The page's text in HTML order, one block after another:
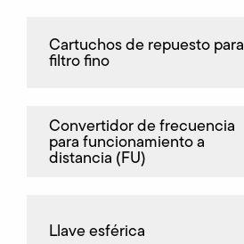
Cartuchos de repuesto para
filtro fino
Convertidor de frecuencia
para funcionamiento a
distancia (FU)
Llave esférica